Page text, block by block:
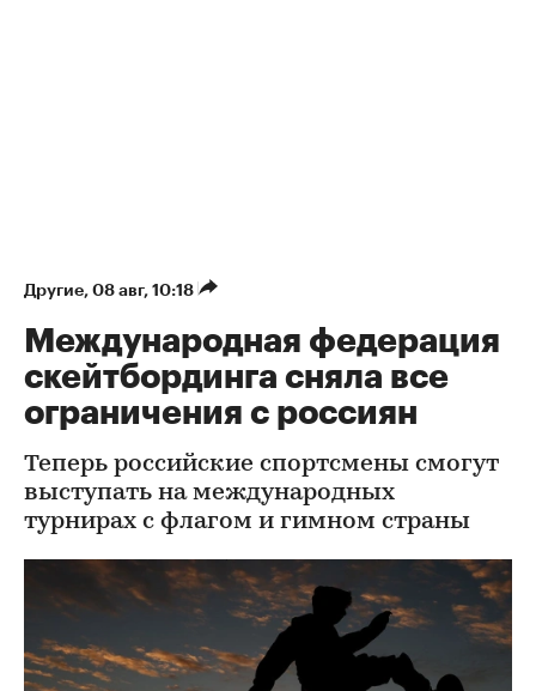
Другие⁠, 08 авг, 10:18
Международная федерация
скейтбординга сняла все
ограничения с россиян
Теперь российские спортсмены смогут
выступать на международных
турнирах с флагом и гимном страны